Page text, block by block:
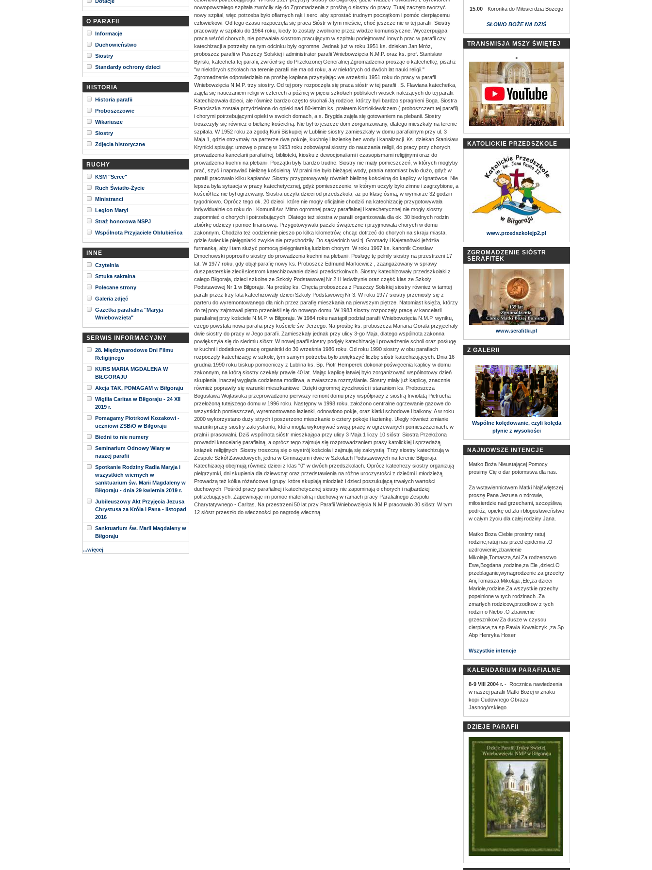
O PARAFII
Informacje
Duchowieństwo
Siostry
Standardy ochrony dzieci
HISTORIA
Historia parafii
Proboszczowie
Wikariusze
Siostry
Zdjęcia historyczne
RUCHY
KSM "Serce"
Ruch Światło-Życie
Ministranci
Legion Maryi
Straż honorowa NSPJ
Wspólnota Przyjaciele Oblubieńca
INNE
Czytelnia
Sztuka sakralna
Polecane strony
Galeria zdjęć
Gazetka parafialna "Maryja
Wniebowzięta"
SERWIS INFORMACYJNY
28. Międzynarodowe Dni Filmu
Religijnego
KURS MARIA MGDALENA W
BIŁGORAJU
Akcja TAK, POMAGAM w Biłgoraju
Wigilia Caritas w Biłgoraju - 24 XII
2019 r.
Pomagamy Piotrkowi Kozakowi -
uczniowi ZSBiO w Biłgoraju
Biedni to nie numery
Seminarium Odnowy Wiary w
naszej parafii
Spotkanie Rodziny Radia Maryja i
wszystkich wiernych w
sanktuarium św. Marii Magdaleny w
Biłgoraju - dnia 29 kwietnia 2019 r.
Jubileuszowy Akt Przyjęcia Jezusa
Chrystusa za Króla i Pana - listopad
2016
Sanktuarium św. Marii Magdaleny w
Biłgoraju
...więcej
nowopowstałego szpitala zwróciły się do Zgromadzenia z prośbą o siostry do pracy. Tutaj zaczęto tworzyć
nowy szpital, więc potrzeba było ofiarnych rąk i serc, aby sprostać trudnym początkom i pomóc cierpiącemu
człowiekowi. Od tego czasu rozpoczęła się praca Sióstr w tym mieście, choć jeszcze nie w tej parafii. Siostry
pracowały w szpitalu do 1964 roku, kiedy to zostały zwolnione przez władze komunistyczne. Wyczerpująca
praca wśród chorych, nie pozwalała siostrom pracującym w szpitalu podejmować innych prac w parafii czy
katechizacji a potrzeby na tym odcinku były ogromne. Jednak już w roku 1951 ks. dziekan Jan Mróz,
proboszcz parafii w Puszczy Solskiej i administrator parafii Wniebowzięcia N.M.P. oraz ks. prof. Stanisław
Byrski, katecheta tej parafii, zwrócił się do Przełożonej Generalnej Zgromadzenia prosząc o katechetkę, pisał iż
"w niektórych szkołach na terenie parafii nie ma od roku, a w niektórych od dwóch lat nauki religii."
Zgromadzenie odpowiedziało na prośbę kapłana przysyłając we wrześniu 1951 roku do pracy w parafii
Wniebowzięcia N.M.P. trzy siostry. Od tej pory rozpoczęła się praca sióstr w tej parafii . S. Flawiana katechetka,
zajęła się nauczaniem religii w czterech a później w pięciu szkołach pobliskich wiosek należących do tej parafii.
Katechizowała dzieci, ale również bardzo często słuchali Ją rodzice, którzy byli bardzo spragnieni Boga. Siostra
Franciszka została przydzielona do opieki nad 80-letnim ks. prałatem Koziołkiewiczem ( proboszczem tej parafii)
i chorymi potrzebującymi opieki w swoich domach, a s. Brygida zajęła się gotowaniem na plebanii. Siostry
troszczyły się również o bieliznę kościelną. Nie był to jeszcze dom zorganizowany, dlatego mieszkały na terenie
szpitala. W 1952 roku za zgodą Kurii Biskupiej w Lublinie siostry zamieszkały w domu parafialnym przy ul. 3
Maja 1, gdzie otrzymały na parterze dwa pokoje, kuchnię i łazienkę bez wody i kanalizacji. Ks. dziekan Stanisław
Krynicki spisując umowę o pracę w 1953 roku zobowiązał siostry do nauczania religii, do pracy przy chorych,
prowadzenia kancelarii parafialnej, biblioteki, kiosku z dewocjonaliami i czasopismami religijnymi oraz do
prowadzenia kuchni na plebanii. Początki były bardzo trudne. Siostry nie miały pomieszczeń, w których mogłyby
prać, szyć i naprawiać bieliznę kościelną. W pralni nie było bieżącej wody, prania natomiast było dużo, gdyż w
parafii pracowało kilku kapłanów. Siostry przygotowywały również bieliznę kościelną do kaplicy w Ignatówce. Nie
lepsza była sytuacja w pracy katechetycznej, gdyż pomieszczenie, w którym uczyły było zimne i zagrzybione, a
kościół też nie był ogrzewany. Siostra uczyła dzieci od przedszkola, aż po klasę ósmą, w wymiarze 32 godzin
tygodniowo. Oprócz tego ok. 20 dzieci, które nie mogły oficjalnie chodzić na katechizację przygotowywała
indywidualnie co roku do I Komunii św. Mimo ogromnej pracy parafialnej i katechetycznej nie mogły siostry
zapomnieć o chorych i potrzebujących. Dlatego też siostra w parafii organizowała dla ok. 30 biednych rodzin
zbiórkę odzieży i pomoc finansową. Przygotowywała paczki świąteczne i przyjmowała chorych w domu
zakonnym. Chodziła też codziennie pieszo po kilka kilometrów, chcąc dotrzeć do chorych na skraju miasta,
gdzie świeckie pielęgniarki zwykle nie przychodziły. Do sąsiednich wsi tj. Gromady i Kajetanówki jeździła
furmanką, aby i tam służyć pomocą pielęgniarską ludziom chorym. W roku 1967 ks. kanonik Czesław
Dmochowski poprosił o siostry do prowadzenia kuchni na plebanii. Posługę tę pełniły siostry na przestrzeni 17
lat. W 1977 roku, gdy objął parafię nowy ks. Proboszcz Edmund Markiewicz , zaangażowany w sprawy
duszpasterskie zlecił siostrom katechizowanie dzieci przedszkolnych. Siostry katechizowały przedszkolaki z
całego Biłgoraja, dzieci szkolne ze Szkoły Podstawowej Nr 2 i Hedwiżynie oraz część klas ze Szkoły
Podstawowej Nr 1 w Biłgoraju. Na prośbę ks. Chęcią proboszcza z Puszczy Solskiej siostry również w tamtej
parafii przez trzy lata katechizowały dzieci Szkoły Podstawowej Nr 3. W roku 1977 siostry przeniosły się z
parteru do wyremontowanego dla nich przez parafię mieszkania na pierwszym piętrze. Natomiast księża, którzy
do tej pory zajmowali piętro przenieśli się do nowego domu. W 1983 siostry rozpoczęły pracę w kancelarii
parafialnej przy kościele N.M.P. w Biłgoraju. W 1984 roku nastąpił podział parafii Wniebowzięcia N.M.P. wyniku,
czego powstała nowa parafia przy kościele św. Jerzego. Na prośbę ks. proboszcza Mariana Gorala przyjechały
dwie siostry do pracy w Jego parafii. Zamieszkały jednak przy ulicy 3-go Maja, dlatego wspólnota zakonna
powiększyła się do siedmiu sióstr. W nowej paafii siostry podjęły katechizację i prowadzenie scholi oraz posługę
w kuchni i dodatkowo pracę organistki do 30 września 1986 roku. Od roku 1990 siostry w obu parafiach
rozpoczęły katechizację w szkole, tym samym potrzeba było zwiększyć liczbę sióstr katechizujących. Dnia 16
grudnia 1990 roku biskup pomocniczy z Lublina ks. Bp. Piotr Hemperek dokonał poświęcenia kaplicy w domu
zakonnym, na którą siostry czekały prawie 40 lat. Mając kaplicę łatwiej było zorganizować wspólnotowy dzień
skupienia, inaczej wygląda codzienna modlitwa, a zwłaszcza rozmyślanie. Siostry miały już kaplicę, znacznie
również poprawiły się warunki mieszkaniowe. Dzięki ogromnej życzliwości i staraniom ks. Proboszcza
Bogusława Wojtasiuka przeprowadzono pierwszy remont domu przy współpracy z siostrą Inviolatą Pietrucha
przełożoną tutejszego domu w 1996 roku. Następny w 1998 roku, założono centralne ogrzewanie gazowe do
wszystkich pomieszczeń, wyremontowano łazienki, odnowiono pokje, oraz klatki schodowe i balkony. A w roku
2000 wykorzystano duży strych i poszerzono mieszkanie o cztery pokoje i łazienkę. Uległy również zmianie
warunki pracy siostry zakrystianki, która mogła wykonywać swoją pracę w ogrzewanych pomieszczeniach: w
pralni i prasowalni. Dziś wspólnota sióstr mieszkająca przy ulicy 3 Maja 1 liczy 10 sióstr. Siostra Przełożona
prowadzi kancelarię parafialną, a oprócz tego zajmuje się rozprowadzaniem prasy katolickiej i sprzedażą
książek religijnych. Siostry troszczą się o wystrój kościoła i zajmują się zakrystią. Trzy siostry katechizują w
Zespole Szkół Zawodowych, jedna w Gimnazjum i dwie w Szkołach Podstawowych na terenie Biłgoraja.
Katechizacją obejmują również dzieci z klas "0" w dwóch przedszkolach. Oprócz katechezy siostry organizują
pielgrzymki, dni skupienia dla dziewcząt oraz przedstawienia na różne uroczystości z dziećmi i młodzieżą.
Prowadzą też kółka różańcowe i grupy, które skupiają młodzież i dzieci poszukującą trwałych wartości
duchowych. Pośród pracy parafialnej i katechetycznej siostry nie zapominają o chorych i najbardziej
potrzebujących. Zapewniając im pomoc materialną i duchową w ramach pracy Parafialnego Zespołu
Charytatywnego - Caritas. Na przestrzeni 50 lat przy Parafii Wniebowzięcia N.M.P pracowało 30 sióstr. W tym
12 sióstr przeszło do wieczności po nagrodę wieczną.
15.00 - Koronka do Miłosierdzia Bożego
SŁOWO BOŻE NA DZIŚ
TRANSMISJA MSZY ŚWIĘTEJ
<
KATOLICKIE PRZEDSZKOLE
www.przedszkolejp2.pl
ZGROMADZENIE SIÓSTR
SERAFITEK
www.serafitki.pl
Z GALERII
Wspólne kolędowanie, czyli kolęda
płynie z wysokości
NAJNOWSZE INTENCJE
Matko Boża Nieustającej Pomocy
prosimy Cię o dar potomstwa dla nas.
Za wstawiennictwem Matki Najświętszej
proszę Pana Jezusa o zdrowie,
miłosierdzie nad grzechami, szczęśliwą
podróż, opiekę od zła i błogosławieństwo
w całym życiu dla całej rodziny Jana.
Matko Boza Ciebie prosimy ratuj
rodzine,ratuj nas przed epidemia .O
uzdrowienie,zbawienie
Mikolaja,Tomasza,Ani.Za rodzenstwo
Ewe,Bogdana ,rodzine,za Ele ,dzieci.O
przeblaganie,wynagrodzenie za grzechy
Ani,Tomasza,Mikolaja ,Ele,za dzieci
Mariole,rodzine.Za wszystkie grzechy
popelnione w tych rodzinach .Za
zmarlych rodzicow,przodkow z tych
rodzin o Niebo .O zbawienie
grzesznikow.Za dusze w czyscu
cierpiace,za sp Pawla Kowalczyk.,za Sp
Abp Henryka Hoser
Wszystkie intencje
KALENDARIUM PARAFIALNE
8-9 VIII 2004 r.- Rocznica nawiedzenia
w naszej parafii Matki Bożej w znaku
kopii Cudownego Obrazu
Jasnogórskiego.
DZIEJE PARAFII